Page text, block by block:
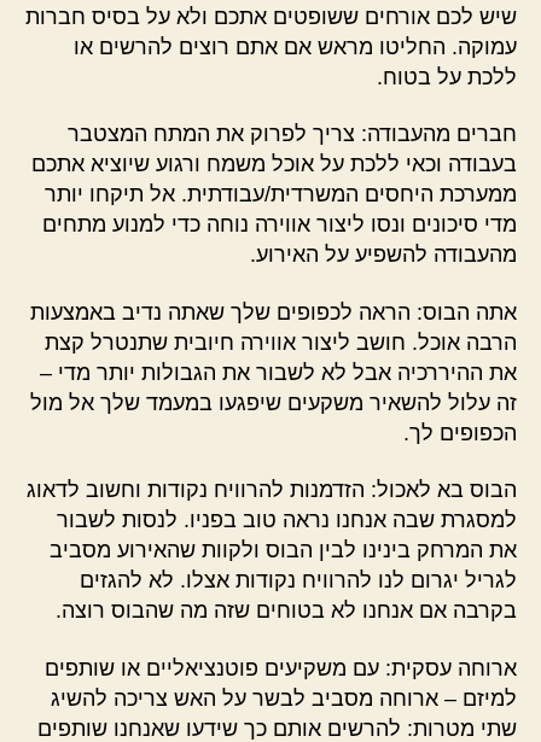
שיש לכם אורחים ששופטים אתכם ולא על בסיס חברות
עמוקה. החליטו מראש אם אתם רוצים להרשים או
ללכת על בטוח.
חברים מהעבודה: צריך לפרוק את המתח המצטבר
בעבודה וכאי ללכת על אוכל משמח ורגוע שיוציא אתכם
ממערכת היחסים המשרדית/עבודתית. אל תיקחו יותר
מדי סיכונים ונסו ליצור אווירה נוחה כדי למנוע מתחים
מהעבודה להשפיע על האירוע.
אתה הבוס: הראה לכפופים שלך שאתה נדיב באמצעות
הרבה אוכל. חושב ליצור אווירה חיובית שתנטרל קצת
את ההיררכיה אבל לא לשבור את הגבולות יותר מדי –
זה עלול להשאיר משקעים שיפגעו במעמד שלך אל מול
הכפופים לך.
הבוס בא לאכול: הזדמנות להרוויח נקודות וחשוב לדאוג
למסגרת שבה אנחנו נראה טוב בפניו. לנסות לשבור
את המרחק בינינו לבין הבוס ולקוות שהאירוע מסביב
לגריל יגרום לנו להרוויח נקודות אצלו. לא להגזים
בקרבה אם אנחנו לא בטוחים שזה מה שהבוס רוצה.
ארוחה עסקית: עם משקיעים פוטנציאליים או שותפים
למיזם – ארוחה מסביב לבשר על האש צריכה להשיג
שתי מטרות: להרשים אותם כך שידעו שאנחנו שותפים